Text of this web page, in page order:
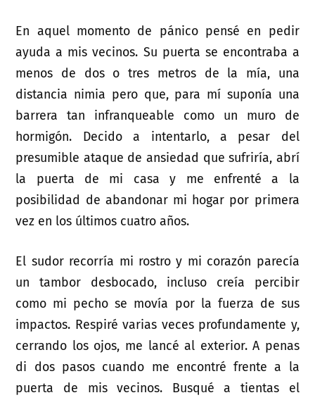
En aquel momento de pánico pensé en pedir
ayuda a mis vecinos. Su puerta se encontraba a
menos de dos o tres metros de la mía, una
distancia nimia pero que, para mí suponía una
barrera tan infranqueable como un muro de
hormigón. Decido a intentarlo, a pesar del
presumible ataque de ansiedad que sufriría, abrí
la puerta de mi casa y me enfrenté a la
posibilidad de abandonar mi hogar por primera
vez en los últimos cuatro años.
El sudor recorría mi rostro y mi corazón parecía
un tambor desbocado, incluso creía percibir
como mi pecho se movía por la fuerza de sus
impactos. Respiré varias veces profundamente y,
cerrando los ojos, me lancé al exterior. A penas
di dos pasos cuando me encontré frente a la
puerta de mis vecinos. Busqué a tientas el